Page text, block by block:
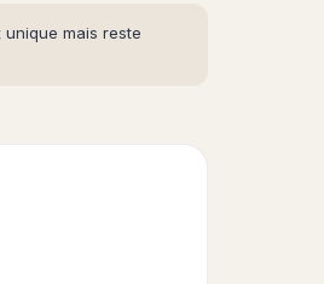
mais reste